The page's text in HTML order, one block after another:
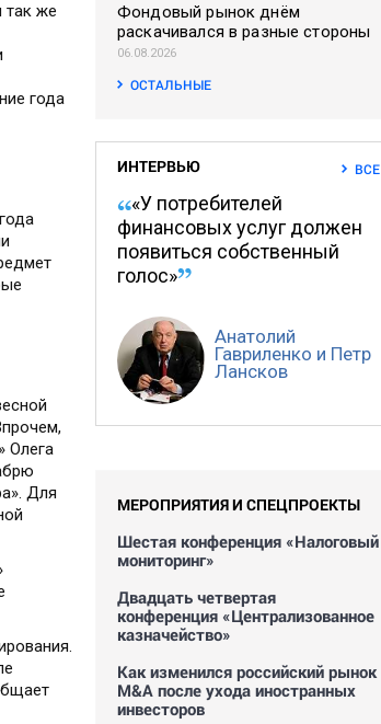
так же
года
Олега
Для
Фондовый рынок днём
раскачивался в разные стороны
06.08.2026
ОСТАЛЬНЫЕ
ИНТЕРВЬЮ ВСЕ
«У потребителей
финансовых услуг должен
появиться собственный
голос»
Анатолий
Гавриленко и Петр
Лансков
МЕРОПРИЯТИЯ И СПЕЦПРОЕКТЫ
Шестая конференция «Налоговый
мониторинг»
Двадцать четвертая
конференция «Централизованное
казначейство»
Как изменился российский рынок
M&A после ухода иностранных
инвесторов